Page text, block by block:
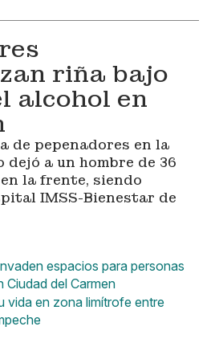
riña bajo
alcohol en
de pepenadores en la
a un hombre de 36
la frente, siendo
IMSS-Bienestar de
espacios para personas
del Carmen
vida en zona limítrofe entre